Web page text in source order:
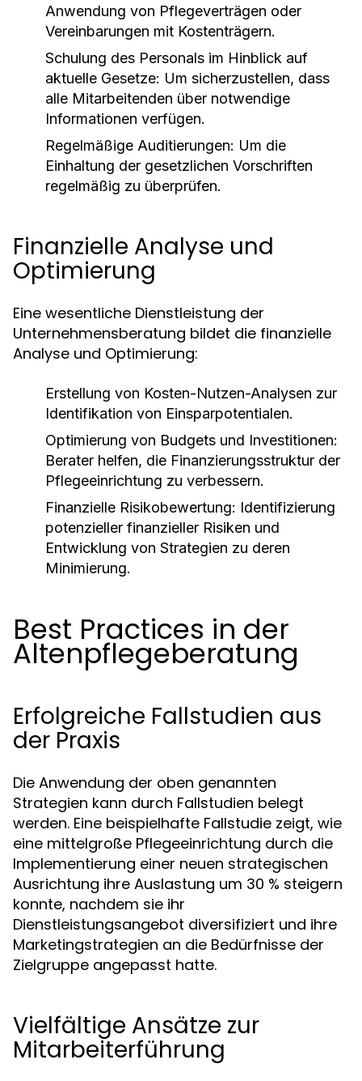
Anwendung von Pflegeverträgen oder
Vereinbarungen mit Kostenträgern.
Schulung des Personals im Hinblick auf
aktuelle Gesetze: Um sicherzustellen, dass
alle Mitarbeitenden über notwendige
Informationen verfügen.
Regelmäßige Auditierungen: Um die
Einhaltung der gesetzlichen Vorschriften
regelmäßig zu überprüfen.
Finanzielle Analyse und
Optimierung
Eine wesentliche Dienstleistung der
Unternehmensberatung bildet die finanzielle
Analyse und Optimierung:
Erstellung von Kosten-Nutzen-Analysen zur
Identifikation von Einsparpotentialen.
Optimierung von Budgets und Investitionen:
Berater helfen, die Finanzierungsstruktur der
Pflegeeinrichtung zu verbessern.
Finanzielle Risikobewertung: Identifizierung
potenzieller finanzieller Risiken und
Entwicklung von Strategien zu deren
Minimierung.
Best Practices in der
Altenpflegeberatung
Erfolgreiche Fallstudien aus
der Praxis
Die Anwendung der oben genannten
Strategien kann durch Fallstudien belegt
werden. Eine beispielhafte Fallstudie zeigt, wie
eine mittelgroße Pflegeeinrichtung durch die
Implementierung einer neuen strategischen
Ausrichtung ihre Auslastung um 30 % steigern
konnte, nachdem sie ihr
Dienstleistungsangebot diversifiziert und ihre
Marketingstrategien an die Bedürfnisse der
Zielgruppe angepasst hatte.
Vielfältige Ansätze zur
Mitarbeiterführung